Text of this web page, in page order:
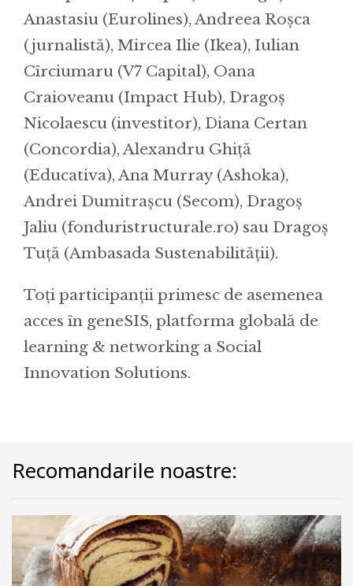
Anastasiu (Eurolines), Andreea Roșca
(jurnalistă), Mircea Ilie (Ikea), Iulian
Cîrciumaru (V7 Capital), Oana
Craioveanu (Impact Hub), Dragoș
Nicolaescu (investitor), Diana Certan
(Concordia), Alexandru Ghiță
(Educativa), Ana Murray (Ashoka),
Andrei Dumitrașcu (Secom), Dragoș
Jaliu (fonduristructurale.ro) sau Dragoș
Tuță (Ambasada Sustenabilității).
Toți participanții primesc de asemenea
acces în geneSIS, platforma globală de
learning & networking a Social
Innovation Solutions.
Recomandarile noastre: